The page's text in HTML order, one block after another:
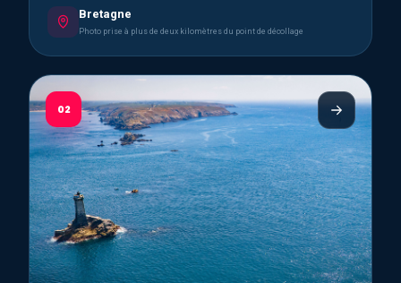
Bretagne
Photo prise à plus de deux kilomètres du point de décollage
02